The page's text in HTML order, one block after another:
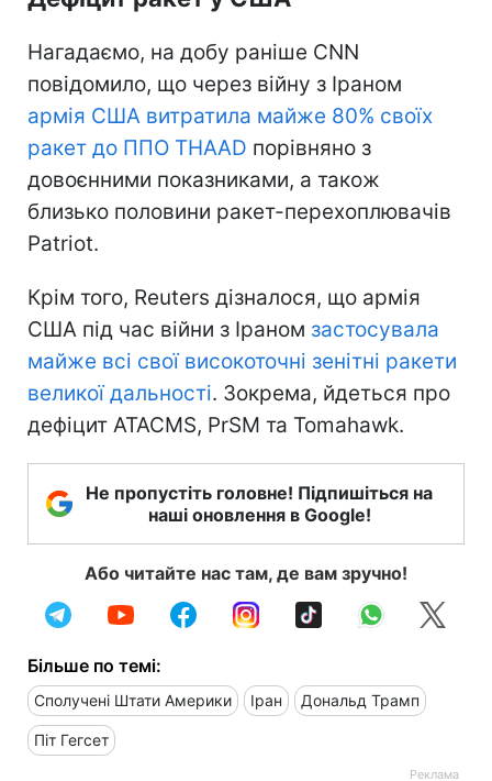
Нагадаємо, на добу раніше CNN
повідомило, що через війну з Іраном
армія США витратила майже 80% своїх
ракет до ППО THAAD порівняно з
довоєнними показниками, а також
близько половини ракет-перехоплювачів
Patriot.
Крім того, Reuters дізналося, що армія
США під час війни з Іраном застосувала
майже всі свої високоточні зенітні ракети
великої дальності. Зокрема, йдеться про
дефіцит ATACMS, PrSM та Tomahawk.
Не пропустіть головне! Підпишіться на
наші оновлення в Google!
Або читайте нас там, де вам зручно!
Більше по темі:
Сполучені Штати Америки Іран Дональд Трамп
Піт Гегсет